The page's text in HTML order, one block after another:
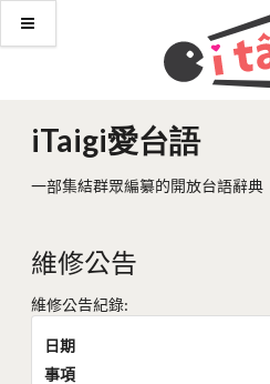
iTaigi愛台語
一部集結群眾編纂的開放台語辭典
維修公告
維修公告紀錄:
日期
事項